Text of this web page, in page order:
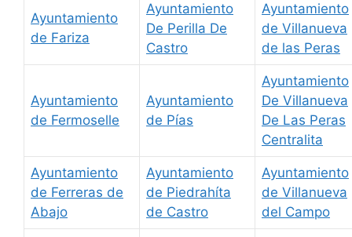
Ayuntamiento
de Fariza
Ayuntamiento
De Perilla De
Castro
Ayuntamiento
de Villanueva
de las Peras
Ayuntamiento
de Fermoselle
Ayuntamiento
de Pías
Ayuntamiento
De Villanueva
De Las Peras
Centralita
Ayuntamiento
de Ferreras de
Abajo
Ayuntamiento
de Piedrahíta
de Castro
Ayuntamiento
de Villanueva
del Campo